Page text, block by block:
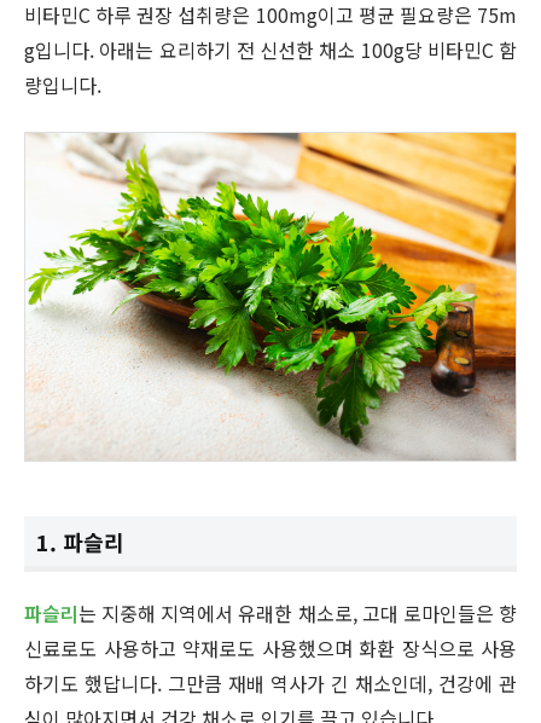
비타민C 하루 권장 섭취량은 100mg이고 평균 필요량은 75m
g입니다. 아래는 요리하기 전 신선한 채소 100g당 비타민C 함
량입니다.
1. 파슬리
파슬리는 지중해 지역에서 유래한 채소로, 고대 로마인들은 향
신료로도 사용하고 약재로도 사용했으며 화환 장식으로 사용
하기도 했답니다. 그만큼 재배 역사가 긴 채소인데, 건강에 관